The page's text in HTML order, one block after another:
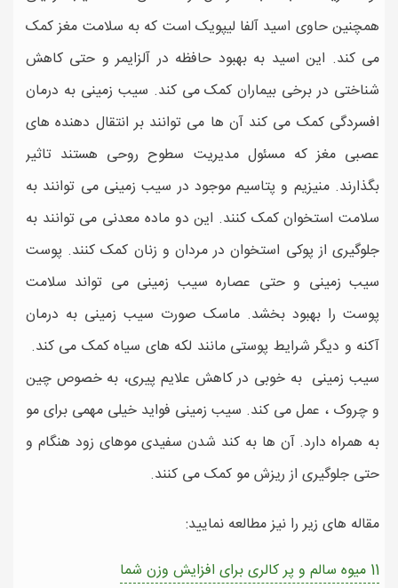
همچنین حاوی اسید آلفا لیپویک است که به سلامت مغز کمک
می کند. این اسید به بهبود حافظه در آلزایمر و حتی کاهش
شناختی در برخی بیماران کمک می کند. سیب زمینی به درمان
افسردگی کمک می کند آن ها می توانند بر انتقال دهنده های
عصبی مغز که مسئول مدیریت سطوح روحی هستند تاثیر
بگذارند. منیزیم و پتاسیم موجود در سیب زمینی می توانند به
سلامت استخوان کمک کنند. این دو ماده معدنی می توانند به
جلوگیری از پوکی استخوان در مردان و زنان کمک کنند. پوست
سیب زمینی و حتی عصاره سیب زمینی می تواند سلامت
پوست را بهبود بخشد. ماسک صورت سیب زمینی به درمان
آکنه و دیگر شرایط پوستی مانند لکه های سیاه کمک می کند.
سیب زمینی به خوبی در کاهش علایم پیری، به خصوص چین
و چروک ، عمل می کند. سیب زمینی فواید خیلی مهمی برای مو
به همراه دارد. آن ها به کند شدن سفیدی موهای زود هنگام و
حتی جلوگیری از ریزش مو کمک می کنند.
مقاله های زیر را نیز مطالعه نمایید:
11 میوه سالم و پر کالری برای افزایش وزن شما